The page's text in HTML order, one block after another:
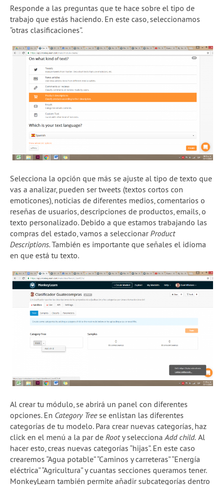
Responde a las preguntas que te hace sobre el tipo de
trabajo que estás haciendo. En este caso, seleccionamos
“otras clasificaciones”.
Selecciona la opción que más se ajuste al tipo de texto que
vas a analizar, pueden ser tweets (textos cortos con
emoticones), noticias de diferentes medios, comentarios o
reseñas de usuarios, descripciones de productos, emails, o
texto personalizado. Debido a que estamos trabajando las
compras del estado, vamos a seleccionarProduct
Descriptions. También es importante que señales el idioma
en que está tu texto.
Al crear tu módulo, se abrirá un panel con diferentes
opciones. En Category Tree se enlistan las diferentes
categorías de tu modelo. Para crear nuevas categorías, haz
click en el menú a la par de Rooty selecciona Add child. Al
hacer esto, creas nuevas categorías “hijas”. En este caso
crearemos “Agua potable” “Caminos y carreteras” “Energía
eléctrica” “Agricultura” y cuantas secciones queramos tener.
MonkeyLearn también permite añadir subcategorías dentro